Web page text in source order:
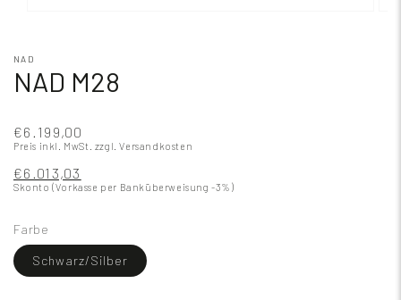
NAD
NAD M28
€6.199,00
Preis inkl. MwSt. zzgl. Versandkosten
€6.013,03
Skonto (Vorkasse per Banküberweisung -3%)
Farbe
Schwarz/Silber